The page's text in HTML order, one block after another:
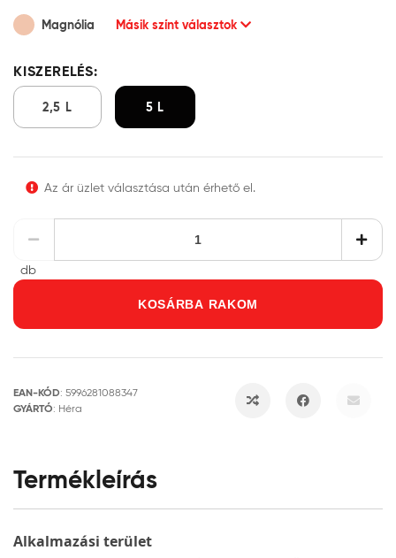
Magnólia Másik színt választok
KISZERELÉS:
2,5 L 5 L
Az ár üzlet választása után érhető el.
db
KOSÁRBA RAKOM
EAN-KÓD: 5996281088347
GYÁRTÓ: Héra
Termékleírás
Alkalmazási terület